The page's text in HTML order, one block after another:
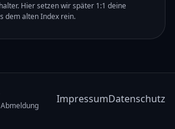
Hier setzen wir später 1:1 deine
dem alten Index rein.
ImpressumDatenschutz